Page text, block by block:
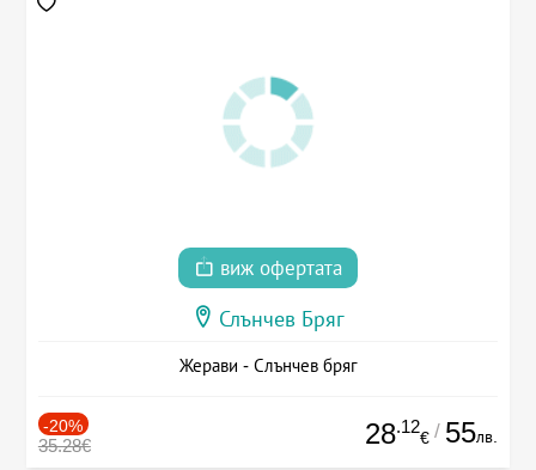
виж офертата
Слънчев Бряг
Жерави - Слънчев бряг
-20%
35.28€ 28.12
€ / 55лв.